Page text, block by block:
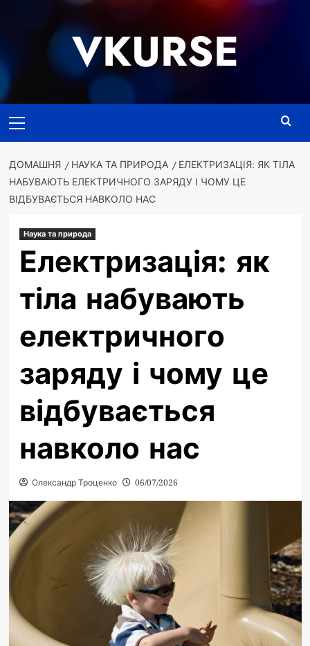
VKURSE
меню
ДОМАШНЯ НАУКА ТА ПРИРОДА
ЕЛЕКТРИЗАЦІЯ: ЯК ТІЛА
НАБУВАЮТЬ ЕЛЕКТРИЧНОГО ЗАРЯДУ І ЧОМУ ЦЕ
ВІДБУВАЄТЬСЯ НАВКОЛО НАС
Наука та природа
Електризація: як
тіла набувають
електричного
заряду і чому це
відбувається
навколо нас
Олександр Троценко 06/07/2026